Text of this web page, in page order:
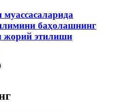
баҳолашнинг
жорий этилиши